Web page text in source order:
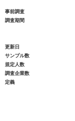
事前調査
調査期間
更新日
サンプル数
規定人数
調査企業数
定義